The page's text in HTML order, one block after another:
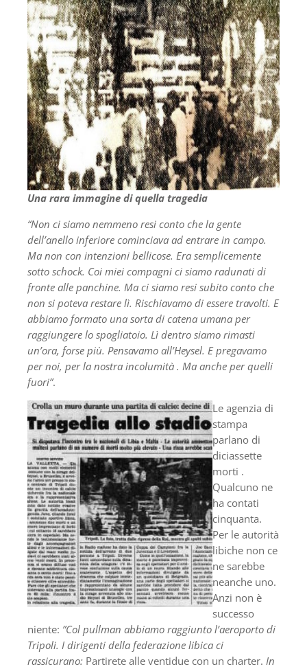
Una rara immagine di quella tragedia
“Non ci siamo nemmeno resi conto che la gente
dell’anello inferiore cominciava ad entrare in campo.
Ma non con intenzioni bellicose. Era semplicemente
sotto schock. Coi miei compagni ci siamo radunati di
fronte alle panchine. Ma ci siamo resi subito conto che
non si poteva restare lì. Rischiavamo di essere travolti. E
abbiamo formato una sorta di catena umana per
raggiungere lo spogliatoio. Lì dentro siamo rimasti
un’ora, forse più. Pensavamo all’Heysel. E pregavamo
per noi, per la nostra incolumità . Ma anche per quelli
fuori”.
Le agenzia di
stampa
parlano di
diciassette
morti .
Qualcuno ne
ha contati
cinquanta.
Per le autorità
libiche non ce
ne sarebbe
neanche uno.
Anzi non è
successo
niente: ”Col pullman abbiamo raggiunto l’aeroporto di
Tripoli. I dirigenti della federazione libica ci
rassicurano: Partirete alle ventidue con un charter. In